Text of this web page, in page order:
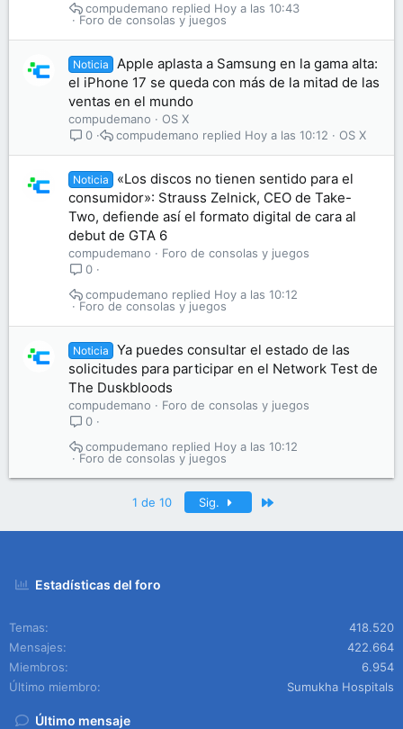
Foro de consolas y juegos
Hoy a las 10:43
compudemano
Noticia
Apple aplasta a Samsung en la gama alta:
el iPhone 17 se queda con más de la mitad de las
ventas en el mundo
compudemano
OS X
0
OS X
Hoy a las 10:12
compudemano
Noticia
«Los discos no tienen sentido para el
consumidor»: Strauss Zelnick, CEO de Take-
Two, defiende así el formato digital de cara al
debut de GTA 6
compudemano
Foro de consolas y juegos
0
Foro de consolas y juegos
Hoy a las 10:12
compudemano
Noticia
Ya puedes consultar el estado de las
solicitudes para participar en el Network Test de
The Duskbloods
compudemano
Foro de consolas y juegos
0
Foro de consolas y juegos
Hoy a las 10:12
compudemano
1 de 10 Sig.
Estadísticas del foro
Temas
418.520
Mensajes
422.664
Miembros
6.954
Último miembro
Sumukha Hospitals
Último mensaje